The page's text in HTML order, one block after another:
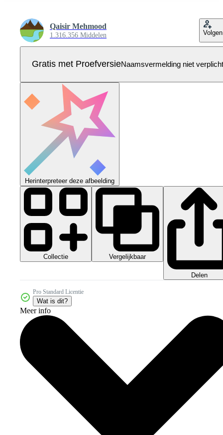
Qaisir Mehmood
1.316.356 Middelen Volgen
Gratis met ProefversieNaamsvermelding niet verplicht
Herinterpreteer deze afbeelding
Collectie Vergelijkbaar
Delen
Pro Standard Licentie
Wat is dit?
Meer info